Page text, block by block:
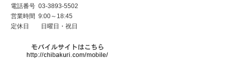
電話番号 03-3893-5502
営業時間 9:00～18:45
定休日
日曜日・祝日